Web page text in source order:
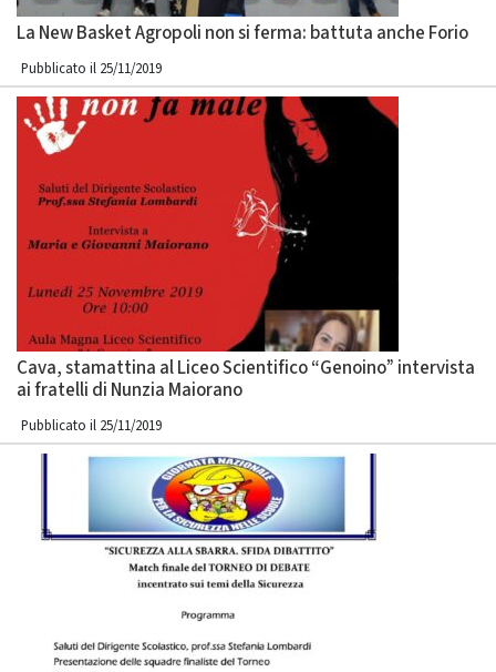
La New Basket Agropoli non si ferma: battuta anche Forio
Pubblicato il 25/11/2019
Cava, stamattina al Liceo Scientifico “Genoino” intervista
ai fratelli di Nunzia Maiorano
Pubblicato il 25/11/2019